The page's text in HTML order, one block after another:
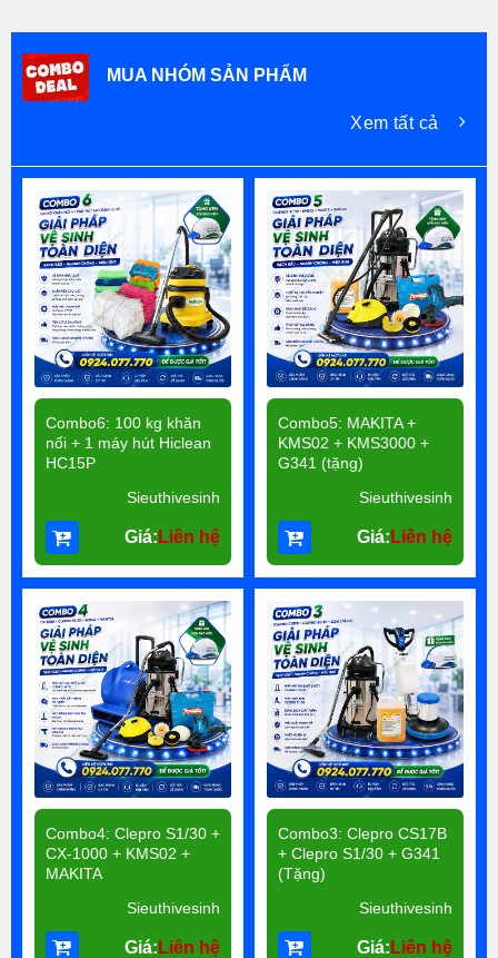
MUA NHÓM SẢN PHẨM
Xem tất cả
Combo6: 100 kg khăn
nối + 1 máy hút Hiclean
HC15P
Sieuthivesinh
Giá: Liên hệ
Combo5: MAKITA +
KMS02 + KMS3000 +
G341 (tặng)
Sieuthivesinh
Giá: Liên hệ
Combo4: Clepro S1/30 +
CX-1000 + KMS02 +
MAKITA
Sieuthivesinh
Giá: Liên hệ
Combo3: Clepro CS17B
+ Clepro S1/30 + G341
(Tặng)
Sieuthivesinh
Giá: Liên hệ